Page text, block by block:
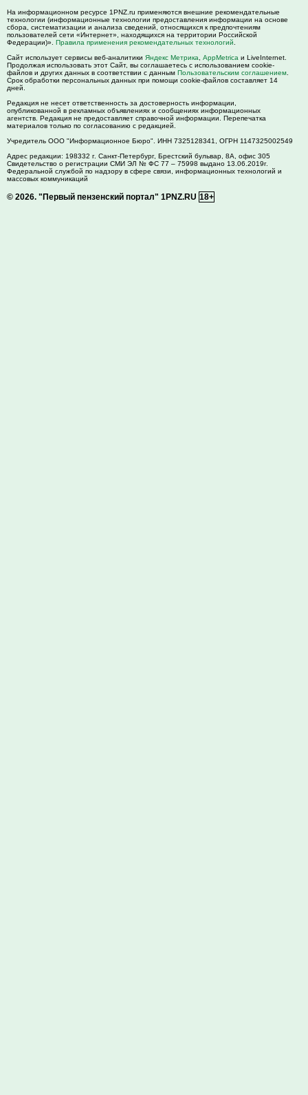
На информационном ресурсе 1PNZ.ru применяются внешние рекомендательные
технологии (информационные технологии предоставления информации на основе
сбора, систематизации и анализа сведений, относящихся к предпочтениям
пользователей сети «Интернет», находящихся на территории Российской
Федерации)». Правила применения рекомендательных технологий
Сайт использует сервисы веб-аналитики Яндекс Метрика AppMetrica и LiveInternet.
Продолжая использовать этот Сайт, вы соглашаетесь с использованием cookie-
файлов и других данных в соответствии с данным Пользовательским соглашением
Срок обработки персональных данных при помощи cookie-файлов составляет 14
дней.
Редакция не несет ответственность за достоверность информации,
опубликованной в рекламных объявлениях и сообщениях информационных
агентств. Редакция не предоставляет справочной информации. Перепечатка
материалов только по согласованию с редакцией.
Учредитель ООО "Информационное Бюро". ИНН 7325128341, ОГРН 1147325002549
Адрес редакции: 198332 г. Санкт-Петербург, Брестский бульвар, 8А, офис 305
Свидетельство о регистрации СМИ ЭЛ № ФС 77 – 75998 выдано 13.06.2019г.
Федеральной службой по надзору в сфере связи, информационных технологий и
массовых коммуникаций
© 2026. "Первый пензенский портал" 1PNZ.RU 18+